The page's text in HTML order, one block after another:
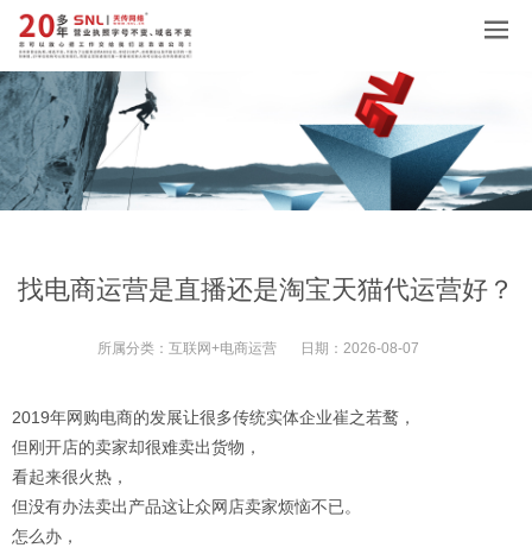
找电商运营是直播还是淘宝天猫代运营好？
所属分类： 互联网+电商运营 日期： 2026-08-07
2019年网购电商的发展让很多传统实体企业崔之若鹜，
但刚开店的卖家却很难卖出货物，
看起来很火热，
但没有办法卖出产品这让众网店卖家烦恼不已。
怎么办，